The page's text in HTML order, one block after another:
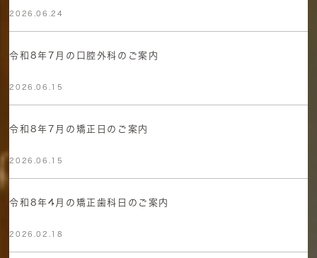
2026.06.24
令和8年7月の口腔外科のご案内
2026.06.15
令和8年7月の矯正日のご案内
2026.06.15
令和8年4月の矯正歯科日のご案内
2026.02.18